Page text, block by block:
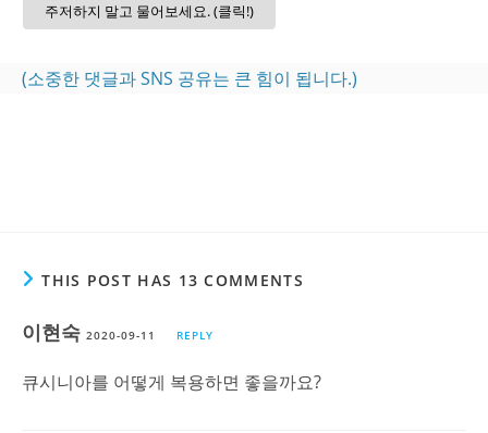
주저하지 말고 물어보세요. (클릭!)
(소중한 댓글과 SNS 공유는 큰 힘이 됩니다.)
THIS POST HAS 13 COMMENTS
이현숙 2020-09-11 REPLY
큐시니아를 어떻게 복용하면 좋을까요?